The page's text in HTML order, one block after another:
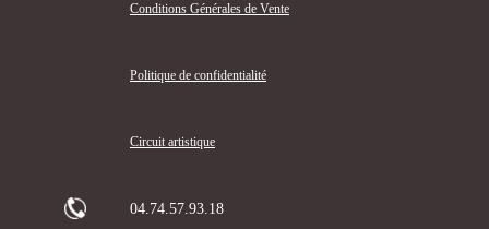
Conditions Générales de Vente
Politique de confidentialité
Circuit artistique
04.74.57.93.18